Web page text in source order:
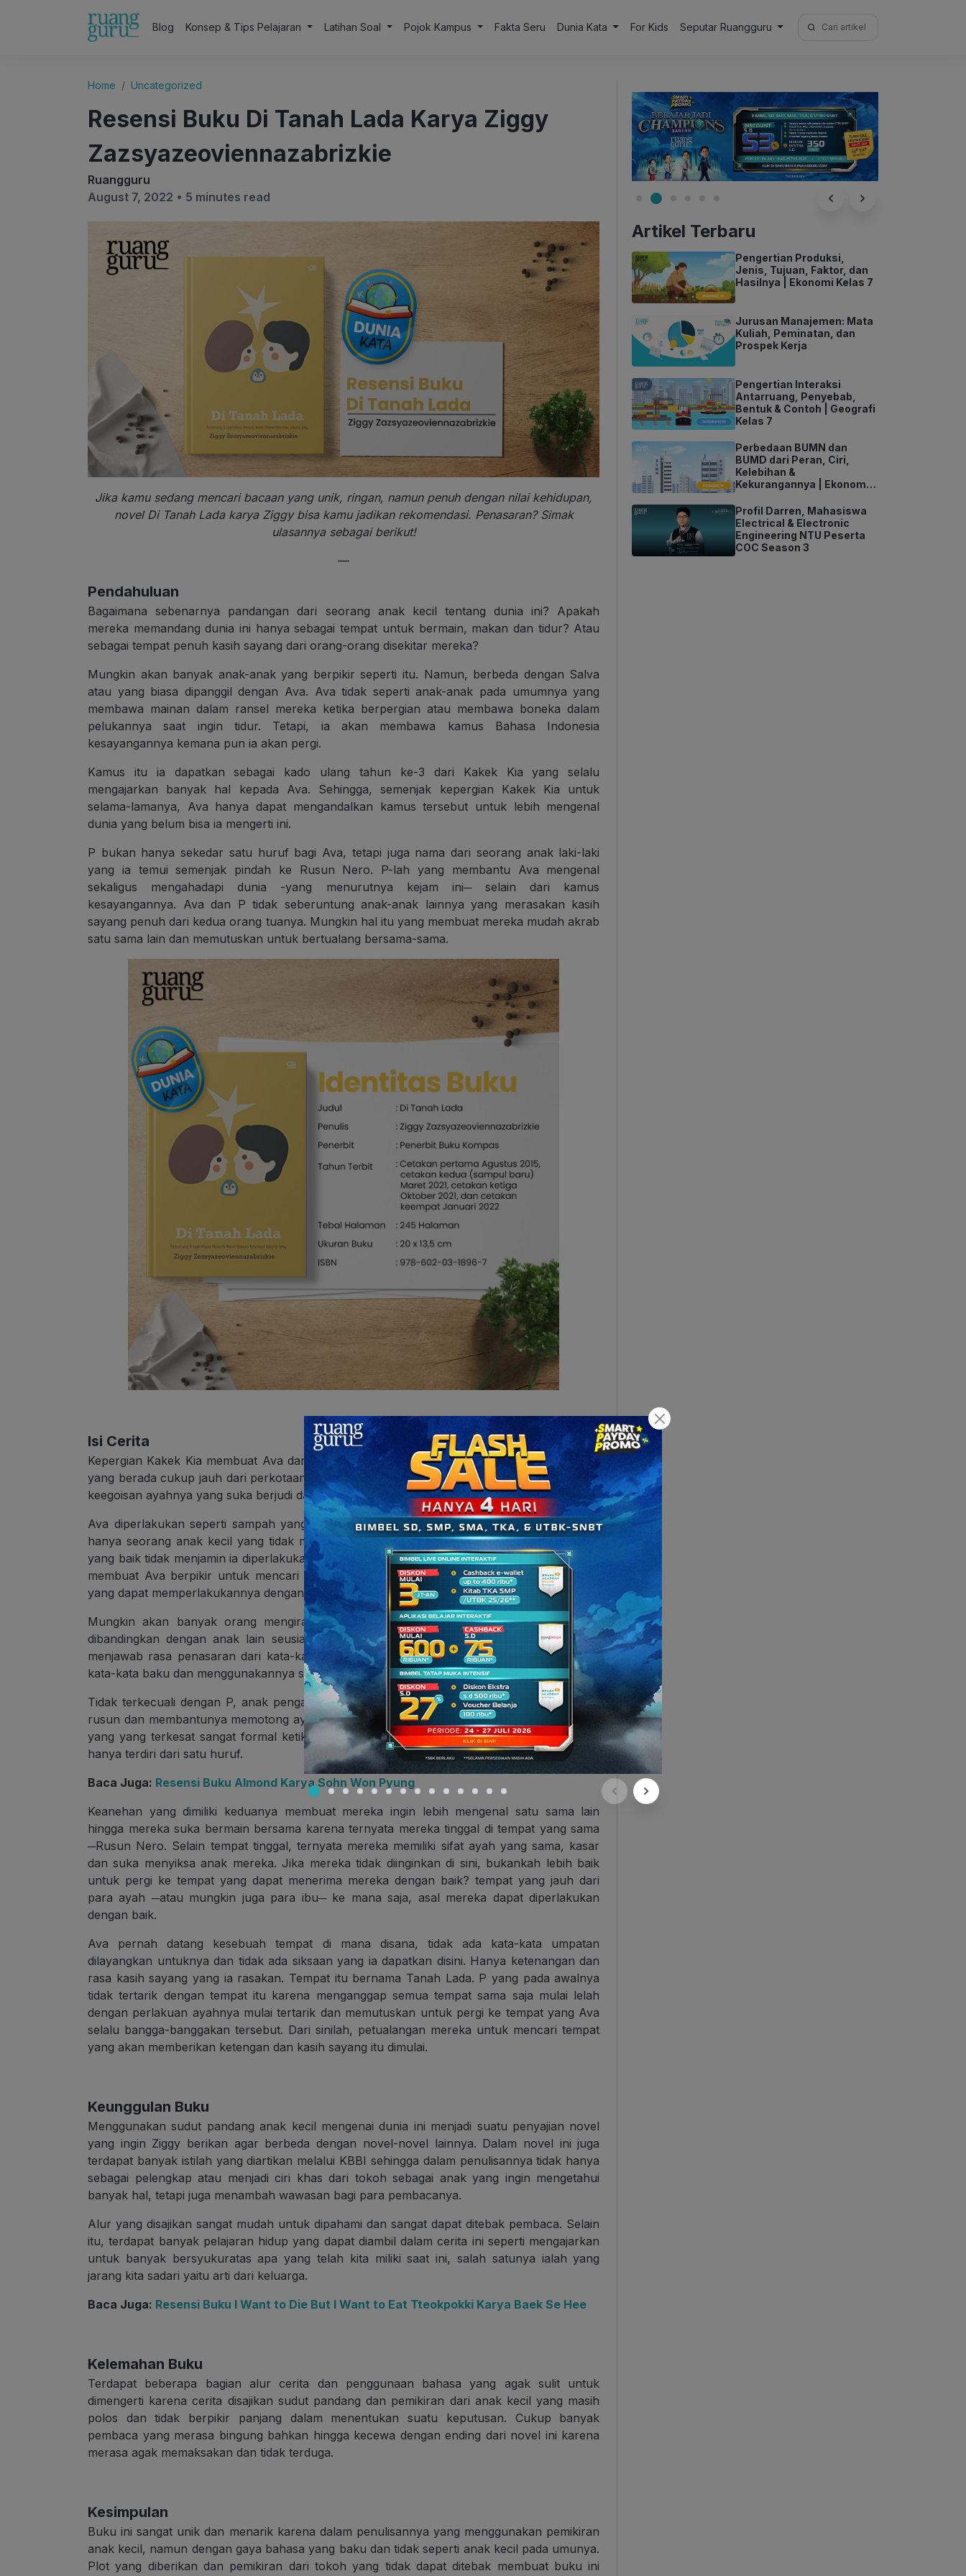
Blog Konsep & Tips Pelajaran Latihan Soal Pojok Kampus Fakta Seru Dunia Kata For Kids Seputar Ruangguru
Search
for:
Home Uncategorized
Resensi Buku Di Tanah Lada Karya Ziggy
Zazsyazeoviennazabrizkie
Ruangguru
August 7, 2022 • 5 minutes read
Jika kamu sedang mencari bacaan yang unik, ringan, namun penuh dengan nilai kehidupan,
novel Di Tanah Lada karya Ziggy bisa kamu jadikan rekomendasi. Penasaran? Simak
ulasannya sebagai berikut!
—
Pendahuluan
Bagaimana sebenarnya pandangan dari seorang anak kecil tentang dunia ini? Apakah
mereka memandang dunia ini hanya sebagai tempat untuk bermain, makan dan tidur? Atau
sebagai tempat penuh kasih sayang dari orang-orang disekitar mereka?
Mungkin akan banyak anak-anak yang berpikir seperti itu. Namun, berbeda dengan Salva
atau yang biasa dipanggil dengan Ava. Ava tidak seperti anak-anak pada umumnya yang
membawa mainan dalam ransel mereka ketika berpergian atau membawa boneka dalam
pelukannya saat ingin tidur. Tetapi, ia akan membawa kamus Bahasa Indonesia
kesayangannya kemana pun ia akan pergi.
Kamus itu ia dapatkan sebagai kado ulang tahun ke-3 dari Kakek Kia yang selalu
mengajarkan banyak hal kepada Ava. Sehingga, semenjak kepergian Kakek Kia untuk
selama-lamanya, Ava hanya dapat mengandalkan kamus tersebut untuk lebih mengenal
dunia yang belum bisa ia mengerti ini.
P bukan hanya sekedar satu huruf bagi Ava, tetapi juga nama dari seorang anak laki-laki
yang ia temui semenjak pindah ke Rusun Nero. P-lah yang membantu Ava mengenal
sekaligus mengahadapi dunia -yang menurutnya kejam ini─ selain dari kamus
kesayangannya. Ava dan P tidak seberuntung anak-anak lainnya yang merasakan kasih
sayang penuh dari kedua orang tuanya. Mungkin hal itu yang membuat mereka mudah akrab
satu sama lain dan memutuskan untuk bertualang bersama-sama.
Isi Cerita
Kepergian Kakek Kia membuat Ava dan keluarganya harus pindah ke sebuah rusun kumuh
yang berada cukup jauh dari perkotaan bernama Rusun Nero. Hal tersebut disebabkan oleh
keegoisan ayahnya yang suka berjudi dan tidak menyukai anak kecil, bahkan anaknya sendiri.
Ava diperlakukan seperti sampah yang hanya menjadi beban bagi keluarganya, padahal ia
hanya seorang anak kecil yang tidak mengetahui apa-apa tentang dunia ini. Memiliki Mama
yang baik tidak menjamin ia diperlakukan baik pula oleh ayahnya. Mungkin hal tersebut yang
membuat Ava berpikir untuk mencari kasih sayang atau sekadar perhatian dari orang lain
yang dapat memperlakukannya dengan baik.
Mungkin akan banyak orang mengira Ava adalah anak yang aneh dan terlalu dewasa
dibandingkan dengan anak lain seusianya. Menggunakan kamus Bahasa Indonesia untuk
menjawab rasa penasaran dari kata-kata yang baru ia temui membuatnya terbiasa dengan
kata-kata baku dan menggunakannya sebagai bahasa sehari-hari.
Tidak terkecuali dengan P, anak pengamen laki-laki yang Ava temui disebuah warteg dekat
rusun dan membantunya memotong ayam. Menurut P, Ava aneh karena menggunakan kata
yang yang terkesat sangat formal ketika berbicara. Menurut Ava, P aneh karena namanya
hanya terdiri dari satu huruf.
Baca Juga: Resensi Buku Almond Karya Sohn Won Pyung
Keanehan yang dimiliki keduanya membuat mereka ingin lebih mengenal satu sama lain
hingga mereka suka bermain bersama karena ternyata mereka tinggal di tempat yang sama
─Rusun Nero. Selain tempat tinggal, ternyata mereka memiliki sifat ayah yang sama, kasar
dan suka menyiksa anak mereka. Jika mereka tidak diinginkan di sini, bukankah lebih baik
untuk pergi ke tempat yang dapat menerima mereka dengan baik? tempat yang jauh dari
para ayah ─atau mungkin juga para ibu─ ke mana saja, asal mereka dapat diperlakukan
dengan baik.
Ava pernah datang kesebuah tempat di mana disana, tidak ada kata-kata umpatan
dilayangkan untuknya dan tidak ada siksaan yang ia dapatkan disini. Hanya ketenangan dan
rasa kasih sayang yang ia rasakan. Tempat itu bernama Tanah Lada. P yang pada awalnya
tidak tertarik dengan tempat itu karena menganggap semua tempat sama saja mulai lelah
dengan perlakuan ayahnya mulai tertarik dan memutuskan untuk pergi ke tempat yang Ava
selalu bangga-banggakan tersebut. Dari sinilah, petualangan mereka untuk mencari tempat
yang akan memberikan ketengan dan kasih sayang itu dimulai.
Keunggulan Buku
Menggunakan sudut pandang anak kecil mengenai dunia ini menjadi suatu penyajian novel
yang ingin Ziggy berikan agar berbeda dengan novel-novel lainnya. Dalam novel ini juga
terdapat banyak istilah yang diartikan melalui KBBI sehingga dalam penulisannya tidak hanya
sebagai pelengkap atau menjadi ciri khas dari tokoh sebagai anak yang ingin mengetahui
banyak hal, tetapi juga menambah wawasan bagi para pembacanya.
Alur yang disajikan sangat mudah untuk dipahami dan sangat dapat ditebak pembaca. Selain
itu, terdapat banyak pelajaran hidup yang dapat diambil dalam cerita ini seperti mengajarkan
untuk banyak bersyukuratas apa yang telah kita miliki saat ini, salah satunya ialah yang
jarang kita sadari yaitu arti dari keluarga.
Baca Juga: Resensi Buku I Want to Die But I Want to Eat Tteokpokki Karya Baek Se Hee
Kelemahan Buku
Terdapat beberapa bagian alur cerita dan penggunaan bahasa yang agak sulit untuk
dimengerti karena cerita disajikan sudut pandang dan pemikiran dari anak kecil yang masih
polos dan tidak berpikir panjang dalam menentukan suatu keputusan. Cukup banyak
pembaca yang merasa bingung bahkan hingga kecewa dengan ending dari novel ini karena
merasa agak memaksakan dan tidak terduga.
Kesimpulan
Buku ini sangat unik dan menarik karena dalam penulisannya yang menggunakan pemikiran
anak kecil, namun dengan gaya bahasa yang baku dan tidak seperti anak kecil pada umunya.
Plot yang diberikan dan pemikiran dari tokoh yang tidak dapat ditebak membuat buku ini
Artikel Terbaru
Pengertian Produksi,
Jenis, Tujuan, Faktor, dan
Hasilnya | Ekonomi Kelas 7
Jurusan Manajemen: Mata
Kuliah, Peminatan, dan
Prospek Kerja
Pengertian Interaksi
Antarruang, Penyebab,
Bentuk & Contoh | Geografi
Kelas 7
Perbedaan BUMN dan
BUMD dari Peran, Ciri,
Kelebihan &
Kekurangannya | Ekonomi
Profil Darren, Mahasiswa
Electrical & Electronic
Engineering NTU Peserta
COC Season 3